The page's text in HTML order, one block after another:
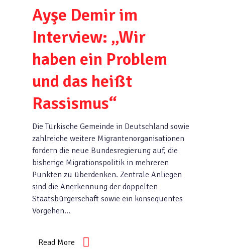
Ayşe Demir im
Interview: „Wir
haben ein Problem
und das heißt
Rassismus“
Die Türkische Gemeinde in Deutschland sowie
zahlreiche weitere Migrantenorganisationen
fordern die neue Bundesregierung auf, die
bisherige Migrationspolitik in mehreren
Punkten zu überdenken. Zentrale Anliegen
sind die Anerkennung der doppelten
Staatsbürgerschaft sowie ein konsequentes
Vorgehen…
Read More